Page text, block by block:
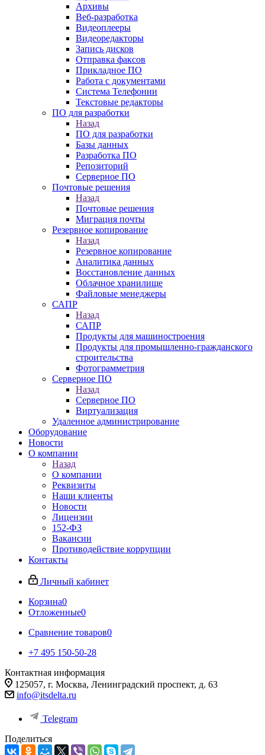
Архивы
Веб-разработка
Видеоплееры
Видеоредакторы
Запись дисков
Отправка факсов
Прикладное ПО
Работа с документами
Система Телефонии
Текстовые редакторы
ПО для разработки
Назад
ПО для разработки
Базы данных
Разработка ПО
Репозиторий
Серверное ПО
Почтовые решения
Назад
Почтовые решения
Миграция почты
Резервное копирование
Назад
Резервное копирование
Аналитика данных
Восстановление данных
Облачное хранилище
Файловые менеджеры
САПР
Назад
САПР
Продукты для машиностроения
Продукты для промышленно-гражданского
строительства
Фотограмметрия
Серверное ПО
Назад
Серверное ПО
Виртуализация
Удаленное администрирование
Оборудование
Новости
О компании
Назад
О компании
Реквизиты
Наши клиенты
Новости
Лицензии
152-ФЗ
Вакансии
Противодействие коррупции
Контакты
Личный кабинет
Корзина0
Отложенные0
Сравнение товаров0
+7 495 150-50-28
Контактная информация
125057, г. Москва, Ленинградский проспект, д. 63
info@itsdelta.ru
Telegram
Поделиться